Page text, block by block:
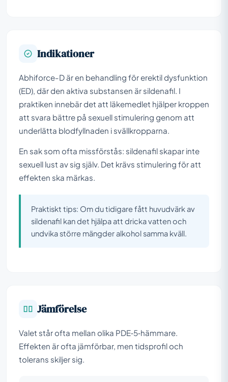
Indikationer
Abhiforce-D är en behandling för erektil dysfunktion
(ED), där den aktiva substansen är sildenafil. I
praktiken innebär det att läkemedlet hjälper kroppen
att svara bättre på sexuell stimulering genom att
underlätta blodfyllnaden i svällkropparna.
En sak som ofta missförstås: sildenafil skapar inte
sexuell lust av sig själv. Det krävs stimulering för att
effekten ska märkas.
Praktiskt tips: Om du tidigare fått huvudvärk av
sildenafil kan det hjälpa att dricka vatten och
undvika större mängder alkohol samma kväll.
Jämförelse
Valet står ofta mellan olika PDE‑5‑hämmare.
Effekten är ofta jämförbar, men tidsprofil och
tolerans skiljer sig.